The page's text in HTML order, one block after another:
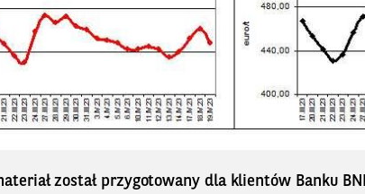
został przygotowany dla klientów Banku BNP